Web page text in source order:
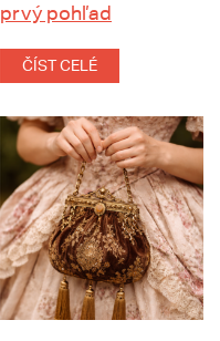
prvý pohľad
ČÍST CELÉ